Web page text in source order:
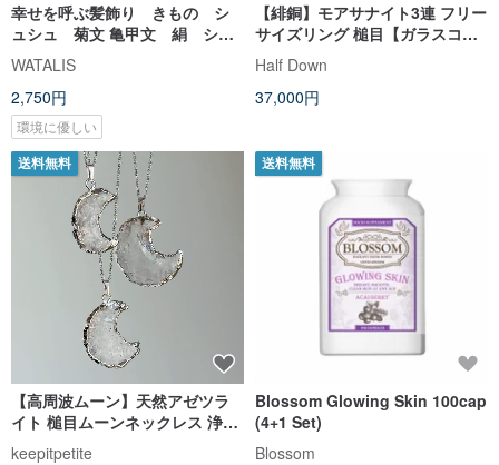
幸せを呼ぶ髪飾り きもの シ
ュシュ 菊文 亀甲文 絹 シル
ク
WATALIS
2,750円
環境に優しい
【緋銅】モアサナイト3連 フリー
サイズリング 槌目【ガラスコー
ト仕様】
Half Down
37,000円
送料無料
【高周波ムーン】天然アゼツラ
イト 槌目ムーンネックレス 浄化
と覚醒
keepitpetite
送料無料
Blossom Glowing Skin 100cap
(4+1 Set)
Blossom